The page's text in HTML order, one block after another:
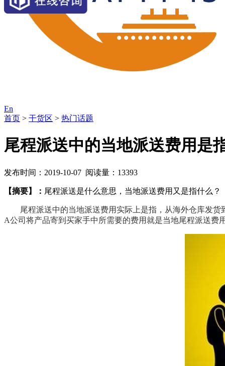
En
首页 > 干货区 > 热门话题
尾程派送中的当地派送费用是
发布时间：2019-10-07 阅读量：13393
【摘要】： 尾程派送是什么意思，当地派送费用又是指什么？
尾程派送中的当地派送费用实际上是指，从海外仓库发
A公司将产品寄到买家手中所需要的费用就是当地尾程派送费